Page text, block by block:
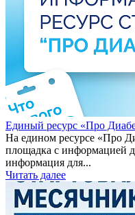
Единый ресурс «Про
На едином ресурсе «Про
площадка с информацией
информация для...
Читать далее